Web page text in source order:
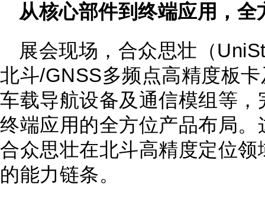
从核心部件到终端应用，全
展会现场，合众思壮（
北斗/GNSS多频点高精度板
车载导航设备及通信模组等
终端应用的全方位产品布局
合众思壮在北斗高精度定位
的能力链条。